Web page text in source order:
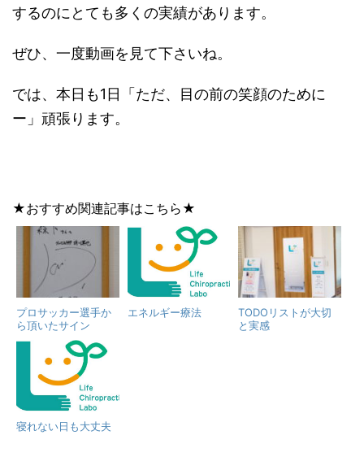
するのにとても多くの実績があります。
ぜひ、一度動画を見て下さいね。
では、本日も1日「ただ、目の前の笑顔のために
ー」頑張ります。
★おすすめ関連記事はこちら★
プロサッカー選手か
ら頂いたサイン
エネルギー療法
TODOリストが大切
と実感
寝れない日も大丈夫